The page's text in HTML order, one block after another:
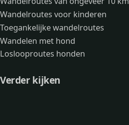
Wandelroutes voor kinderen
Toegankelijke wandelroutes
Wandelen met hond
Loslooproutes honden
Verder kijken